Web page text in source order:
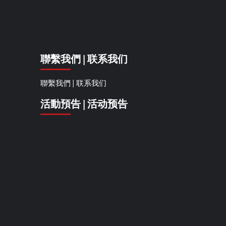
聯繫我們 | 联系我们
聯繫我們 | 联系我们
活動預告 | 活动预告